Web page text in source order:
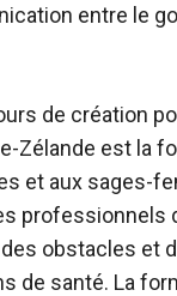
entre le
de création
Zélande est la
et aux sages-
professionnels
obstacles et
de santé. La